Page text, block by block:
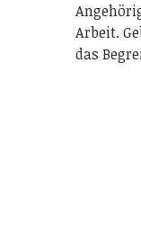
Arbeit.
das